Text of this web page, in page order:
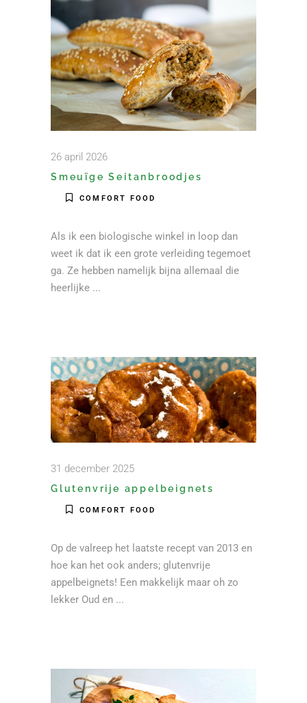
26 april 2026
Smeuïge Seitanbroodjes
COMFORT FOOD
Als ik een biologische winkel in loop dan
weet ik dat ik een grote verleiding tegemoet
ga. Ze hebben namelijk bijna allemaal die
heerlijke
31 december 2025
Glutenvrije appelbeignets
COMFORT FOOD
Op de valreep het laatste recept van 2013 en
hoe kan het ook anders; glutenvrije
appelbeignets! Een makkelijk maar oh zo
lekker Oud en